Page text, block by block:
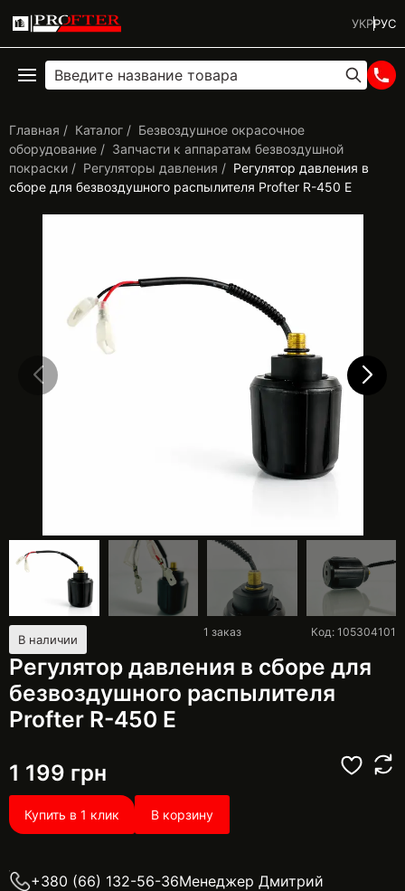
УКРРУС
Главная Каталог
Безвоздушное окрасочное
оборудование
Запчасти к аппаратам безвоздушной
покраски
Регуляторы давления
Регулятор давления в
сборе для безвоздушного распылителя Profter R-450 E
В наличии
Регулятор давления в сборе для
безвоздушного распылителя
Profter R-450 E
Код: 105304101
1 заказ
1 199 грн
Купить в 1 клик В корзину
+380 (66) 132-56-36Менеджер Дмитрий